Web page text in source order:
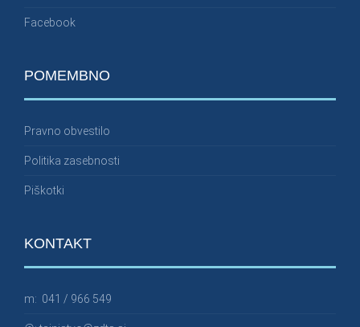
Facebook
POMEMBNO
Pravno obvestilo
Politika zasebnosti
Piškotki
KONTAKT
m: 041 / 966 549